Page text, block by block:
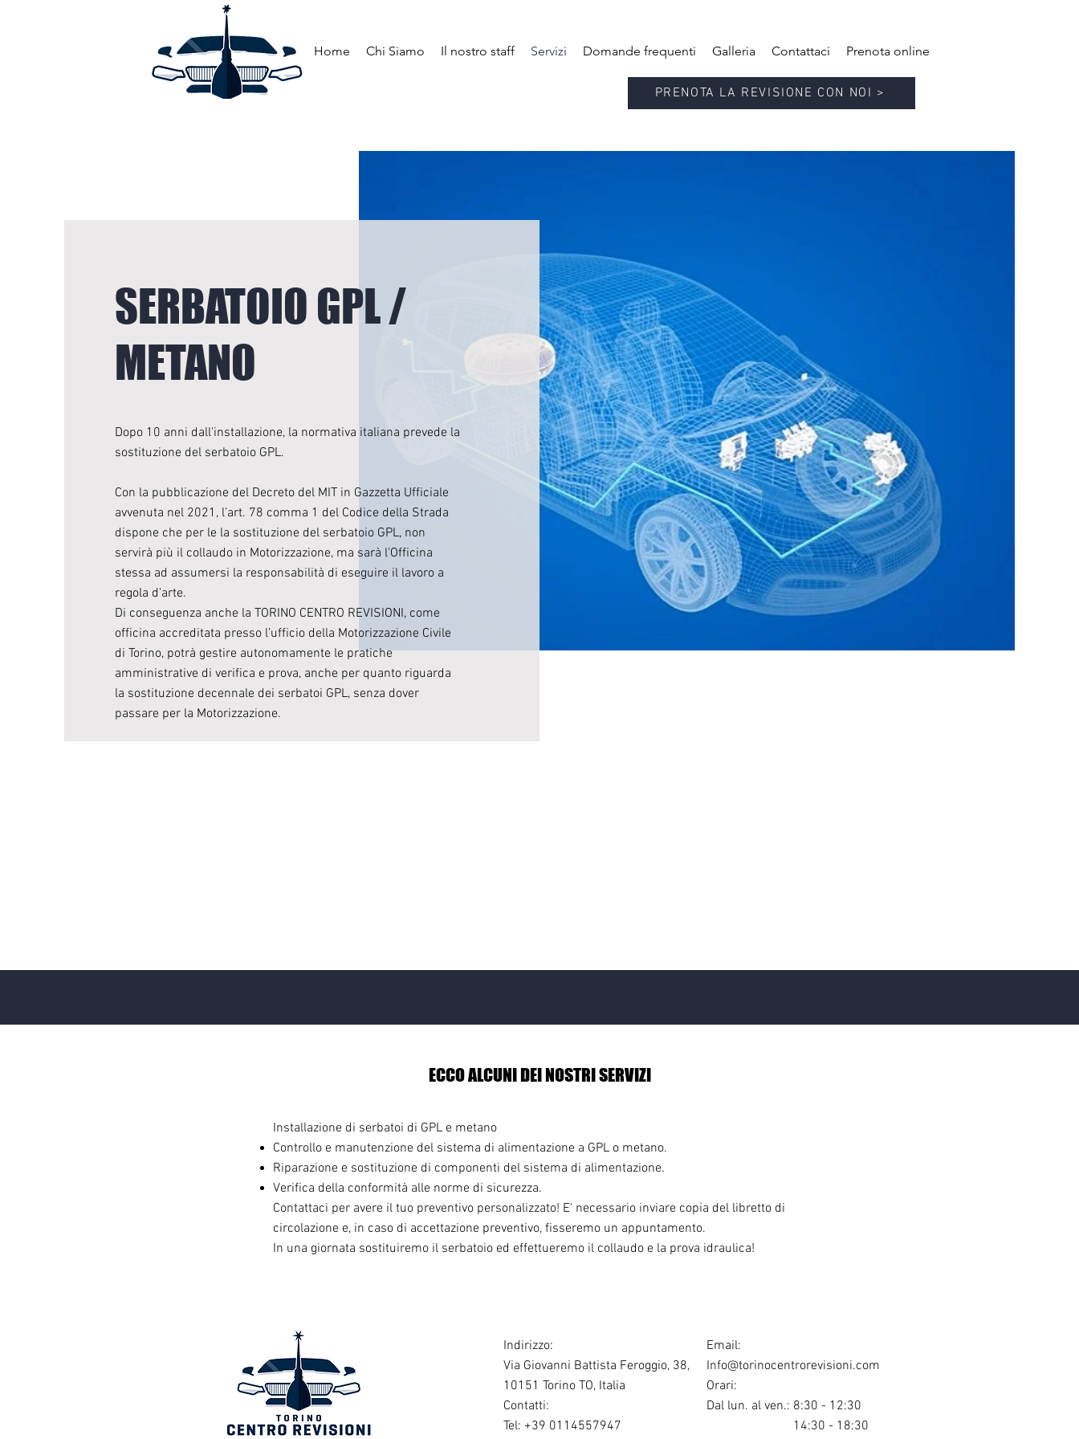
Home Chi Siamo Il nostro staff Servizi Domande frequenti Galleria Contattaci Prenota online
PRENOTA LA REVISIONE CON NOI >
SERBATOIO GPL /
METANO
Dopo 10 anni dall'installazione, la normativa italiana prevede la
sostituzione del serbatoio GPL.
Con la pubblicazione del Decreto del MIT in Gazzetta Ufficiale
avvenuta nel 2021, l’art. 78 comma 1 del Codice della Strada
dispone che per le la sostituzione del serbatoio GPL, non
servirà più il collaudo in Motorizzazione, ma sarà l'Officina
stessa ad assumersi la responsabilità di eseguire il lavoro a
regola d'arte.
Di conseguenza anche la TORINO CENTRO REVISIONI, come
officina accreditata presso l’ufficio della Motorizzazione Civile
di Torino, potrà gestire autonomamente le pratiche
amministrative di verifica e prova, anche per quanto riguarda
la sostituzione decennale dei serbatoi GPL, senza dover
passare per la Motorizzazione.
ECCO ALCUNI DEI NOSTRI SERVIZI
Installazione di serbatoi di GPL e metano
Controllo e manutenzione del sistema di alimentazione a GPL o metano.
Riparazione e sostituzione di componenti del sistema di alimentazione.
Verifica della conformità alle norme di sicurezza.
Contattaci per avere il tuo preventivo personalizzato! E' necessario inviare copia del libretto di
circolazione e, in caso di accettazione preventivo, fisseremo un appuntamento.
In una giornata sostituiremo il serbatoio ed effettueremo il collaudo e la prova idraulica!
Indirizzo:
Via Giovanni Battista Feroggio, 38,
10151 Torino TO, Italia
Contatti:
Tel: +39 0114557947
Email:
Info@torinocentrorevisioni.com
Orari:
Dal lun. al ven.: 8:30 - 12:30
14:30 - 18:30